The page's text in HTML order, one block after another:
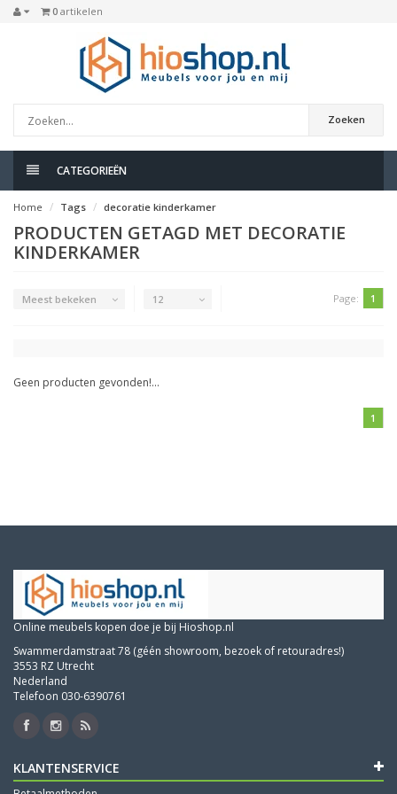
0 artikelen
Zoeken
CATEGORIEËN
Home Tags decoratie kinderkamer
PRODUCTEN GETAGD MET DECORATIE
KINDERKAMER
Meest bekeken 12 Page: 1
Geen producten gevonden!...
1
Online meubels kopen doe je bij Hioshop.nl
Swammerdamstraat 78 (géén showroom, bezoek of retouradres!)
3553 RZ Utrecht
Nederland
Telefoon 030-6390761
KLANTENSERVICE